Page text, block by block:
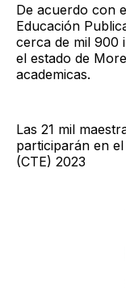
De acuerdo con
Educación
cerca de mil 900
el estado de
academicas.
Las 21 mil
participarán en
(CTE) 2023